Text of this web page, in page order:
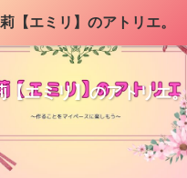
【エミリ】のアトリエ。
【エミリ】のアトリエ。